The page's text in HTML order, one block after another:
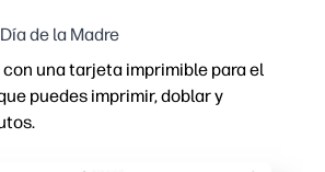
de la Madre
con una tarjeta imprimible para el
puedes imprimir, doblar y